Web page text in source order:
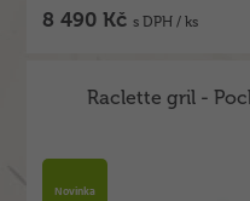
8 490 Kčs DPH / ks
Raclette gril -
Novinka